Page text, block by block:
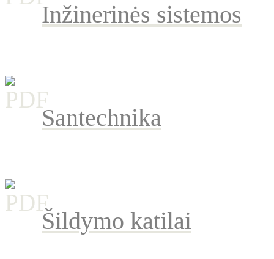
Inžinerinės sistemos
Santechnika
Šildymo katilai